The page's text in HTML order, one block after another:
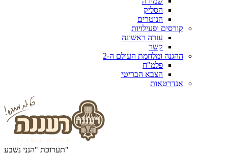
הסליק
הנוטרים
קורסים ופעילויות
עזרה ראשונה
קשר
ההגנה ומלחמת העולם ה-2
פלמ"ח
הצבא הבריטי
אנדרטאות
תערוכת "הנני נשבע"